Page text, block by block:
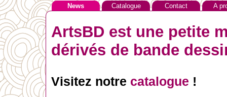
News Catalogue Contact A
ArtsBD est une petite
dérivés de bande
Visitez notre catalogue !